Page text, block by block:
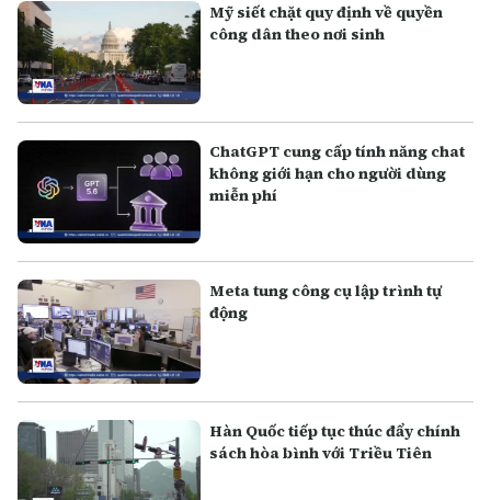
Mỹ siết chặt quy định về quyền
công dân theo nơi sinh
ChatGPT cung cấp tính năng chat
không giới hạn cho người dùng
miễn phí
Meta tung công cụ lập trình tự
động
Hàn Quốc tiếp tục thúc đẩy chính
sách hòa bình với Triều Tiên